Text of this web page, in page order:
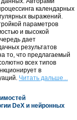
календарных
выражений.
параметров
и высокой
дает
результатов
то, что предлагаемый
всех типов
в
Читать дальше...
DeX и нейронных